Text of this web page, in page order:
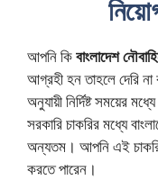
আপনি কিবাংলাদেশ
আগ্রহী হন তাহলে দেরি না
অনুযায়ী নির্দিষ্ট সময়ের
সরকারি চাকরির মধ্যে
অন্যতম। আপনি এই
করতে পারেন।